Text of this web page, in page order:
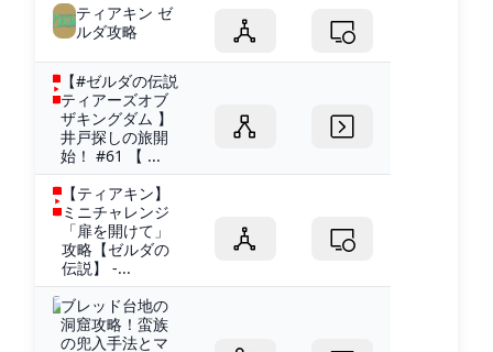
ティアキン ゼ
ルダ攻略
【#ゼルダの伝説
ティアーズオブ
ザキングダム 】
井戸探しの旅開
始！ #61 【 ...
【ティアキン】
ミニチャレンジ
「扉を開けて」
攻略【ゼルダの
伝説】 -...
ブレッド台地の
洞窟攻略！蛮族
の兜入手法とマ